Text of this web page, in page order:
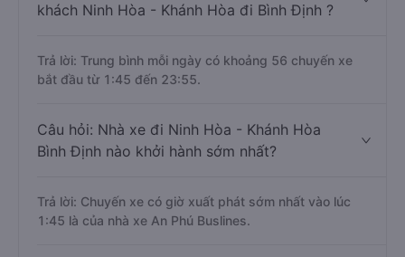
khách Ninh Hòa - Khánh Hòa đi Bình Định ?
Trả lời: Trung bình mỗi ngày có khoảng 56 chuyến xe
bắt đầu từ 1:45 đến 23:55.
Câu hỏi: Nhà xe đi Ninh Hòa - Khánh Hòa
Bình Định nào khởi hành sớm nhất?
Trả lời: Chuyến xe có giờ xuất phát sớm nhất vào lúc
1:45 là của nhà xe An Phú Buslines.